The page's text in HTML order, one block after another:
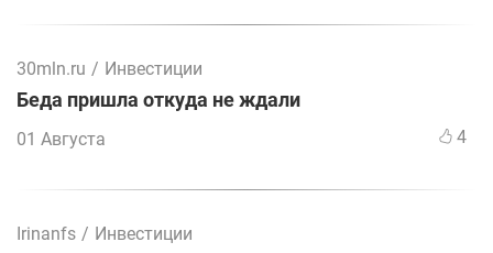
30mln.ru / Инвестиции
Беда пришла откуда не ждали
01 Августа 4
Irinanfs / Инвестиции